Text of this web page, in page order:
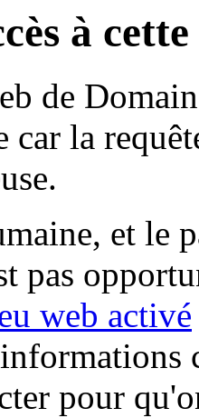
à
de
car la
et le
pas
web activé
pour